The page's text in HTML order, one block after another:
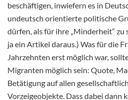
beschäftigen, inwiefern es in
undeutsch orientierte politische
dürfen, als für ihre „Minderheit“
ja ein Artikel daraus.) Was für die
Jahrzehnten erst möglich war,
Migranten möglich sein: Quote,
Betätigung auf allen
Vorzeigeobjekte. Dass dabei dann